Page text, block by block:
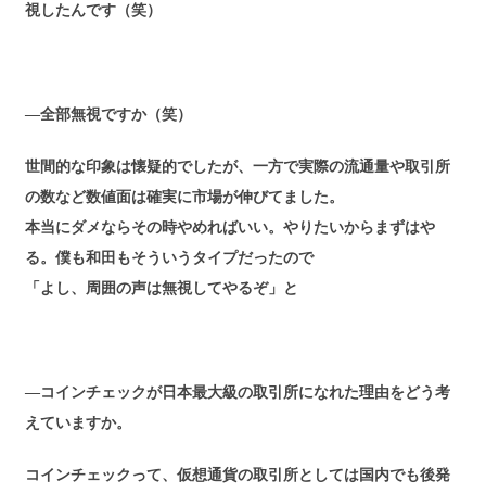
視したんです（笑）
―全部無視ですか（笑）
世間的な印象は懐疑的でしたが、一方で実際の流通量や取引所
の数など数値面は確実に市場が伸びてました。
本当にダメならその時やめればいい。やりたいからまずはや
る。僕も和田もそういうタイプだったので
「よし、周囲の声は無視してやるぞ」と
―コインチェックが日本最大級の取引所になれた理由をどう考
えていますか。
コインチェックって、仮想通貨の取引所としては国内でも後発